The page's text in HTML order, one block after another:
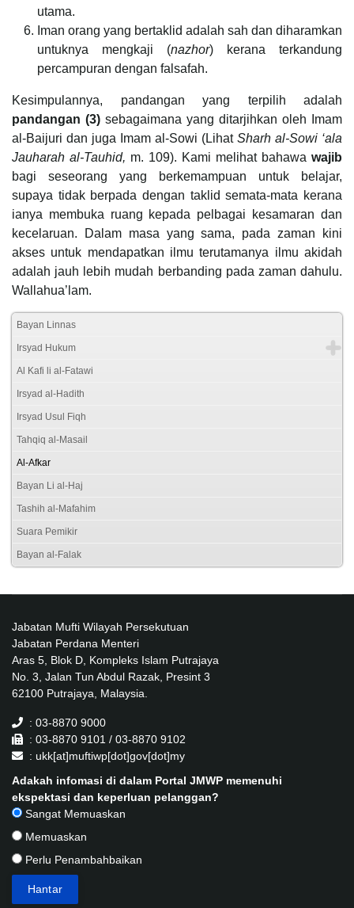
utama.
Iman orang yang bertaklid adalah sah dan diharamkan
untuknya mengkaji (nazhor) kerana terkandung
percampuran dengan falsafah.
Kesimpulannya, pandangan yang terpilih adalah
pandangan (3) sebagaimana yang ditarjihkan oleh Imam
al-Baijuri dan juga Imam al-Sowi (Lihat Sharh al-Sowi ‘ala
Jauharah al-Tauhid, m. 109). Kami melihat bahawa wajib
bagi seseorang yang berkemampuan untuk belajar,
supaya tidak berpada dengan taklid semata-mata kerana
ianya membuka ruang kepada pelbagai kesamaran dan
kecelaruan. Dalam masa yang sama, pada zaman kini
akses untuk mendapatkan ilmu terutamanya ilmu akidah
adalah jauh lebih mudah berbanding pada zaman dahulu.
Wallahua’lam.
Bayan Linnas
Irsyad Hukum
Al Kafi li al-Fatawi
Irsyad al-Hadith
Irsyad Usul Fiqh
Tahqiq al-Masail
Al-Afkar
Bayan Li al-Haj
Tashih al-Mafahim
Suara Pemikir
Bayan al-Falak
Jabatan Mufti Wilayah Persekutuan
Jabatan Perdana Menteri
Aras 5, Blok D, Kompleks Islam Putrajaya
No. 3, Jalan Tun Abdul Razak, Presint 3
62100 Putrajaya, Malaysia.
: 03-8870 9000
: 03-8870 9101 / 03-8870 9102
: ukk[at]muftiwp[dot]gov[dot]my
Adakah infomasi di dalam Portal JMWP memenuhi
ekspektasi dan keperluan pelanggan?
Sangat Memuaskan
Memuaskan
Perlu Penambahbaikan